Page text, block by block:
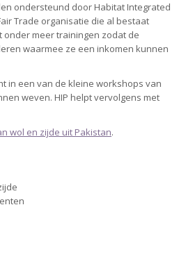
ondersteund door Habitat Integrated
Trade organisatie die al bestaat
onder meer trainingen zodat de
waarmee ze een inkomen kunnen
in een van de kleine workshops van
weven. HIP helpt vervolgens met
wol en zijde uit Pakistan.